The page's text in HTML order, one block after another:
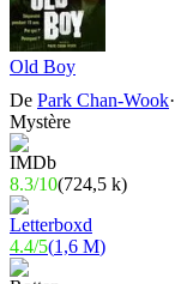
Old Boy
De Park Chan-Wook·
Mystère
8.3/10(724,5 k)
4.4/5(1,6 M)